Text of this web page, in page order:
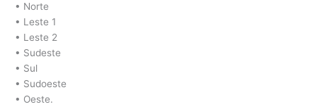
• Norte
• Leste 1
• Leste 2
• Sudeste
• Sul
• Sudoeste
• Oeste.